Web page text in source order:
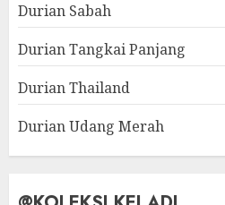
Durian Sabah
Durian Tangkai Panjang
Durian Thailand
Durian Udang Merah